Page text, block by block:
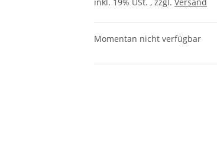
Momentan nicht verfügbar